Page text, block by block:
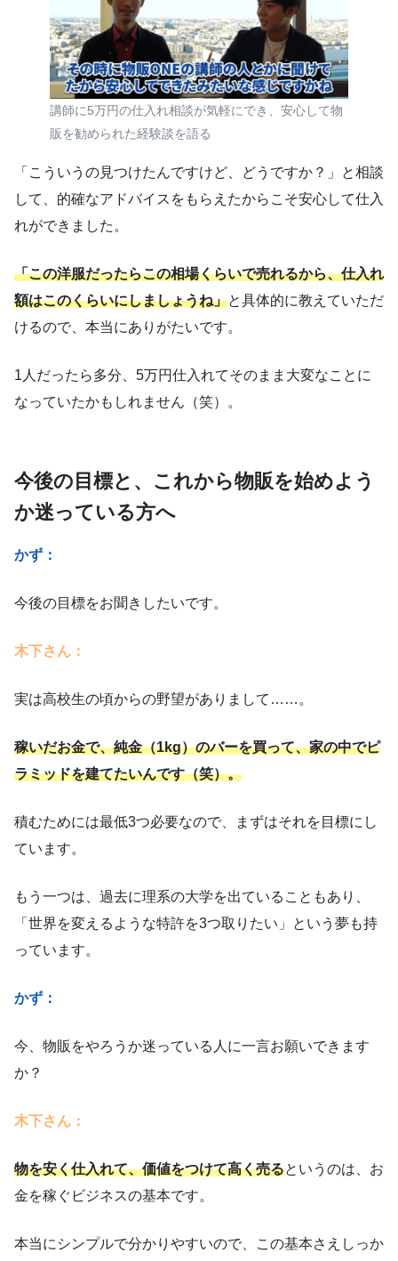
講師に5万円の仕入れ相談が気軽にでき、安心して物
販を勧められた経験談を語る
「こういうの見つけたんですけど、どうですか？」と相談
して、的確なアドバイスをもらえたからこそ安心して仕入
れができました。
「この洋服だったらこの相場くらいで売れるから、仕入れ
額はこのくらいにしましょうね」と具体的に教えていただ
けるので、本当にありがたいです。
1人だったら多分、5万円仕入れてそのまま大変なことに
なっていたかもしれません（笑）。
今後の目標と、これから物販を始めよう
か迷っている方へ
かず：
今後の目標をお聞きしたいです。
木下さん：
実は高校生の頃からの野望がありまして……。
稼いだお金で、純金（1kg）のバーを買って、家の中でピ
ラミッドを建てたいんです（笑）。
積むためには最低3つ必要なので、まずはそれを目標にし
ています。
もう一つは、過去に理系の大学を出ていることもあり、
「世界を変えるような特許を3つ取りたい」という夢も持
っています。
かず：
今、物販をやろうか迷っている人に一言お願いできます
か？
木下さん：
物を安く仕入れて、価値をつけて高く売るというのは、お
金を稼ぐビジネスの基本です。
本当にシンプルで分かりやすいので、この基本さえしっか